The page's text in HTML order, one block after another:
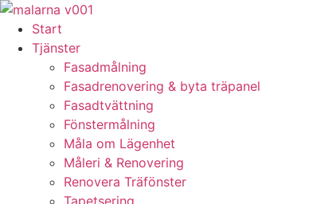
Skip
content
Start
Tjänster
Fasadmålning
Fasadrenovering & byta träpanel
Fasadtvättning
Fönstermålning
Måla om Lägenhet
Måleri & Renovering
Renovera Träfönster
Tapetsering